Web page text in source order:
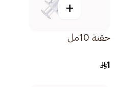
+
حقنة 10مل
1